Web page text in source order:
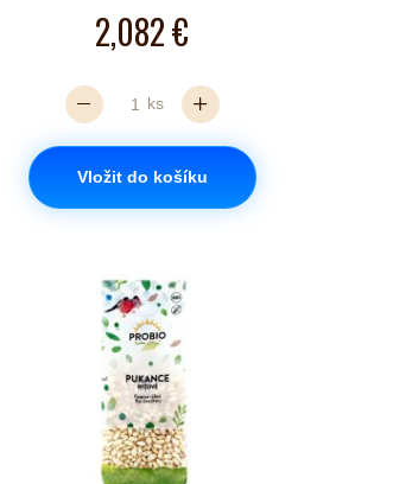
2,082 €
ks
Vložit do košíku